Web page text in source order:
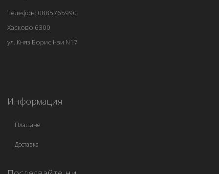
Телефон: 0885765990
Хасково 6300
ул. Княз Борис I-ви N17
Информация
Плащане
Доставка